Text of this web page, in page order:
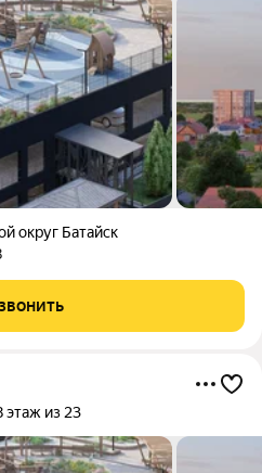
округ Батайск
этаж из 23